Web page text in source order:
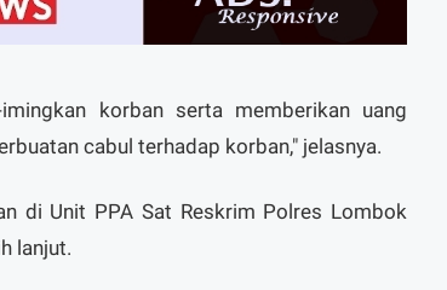
korban serta memberikan uang
cabul terhadap korban," jelasnya.
di Unit PPA Sat Reskrim Polres Lombok
lanjut.